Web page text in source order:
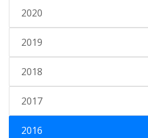
2020
2019
2018
2017
2016